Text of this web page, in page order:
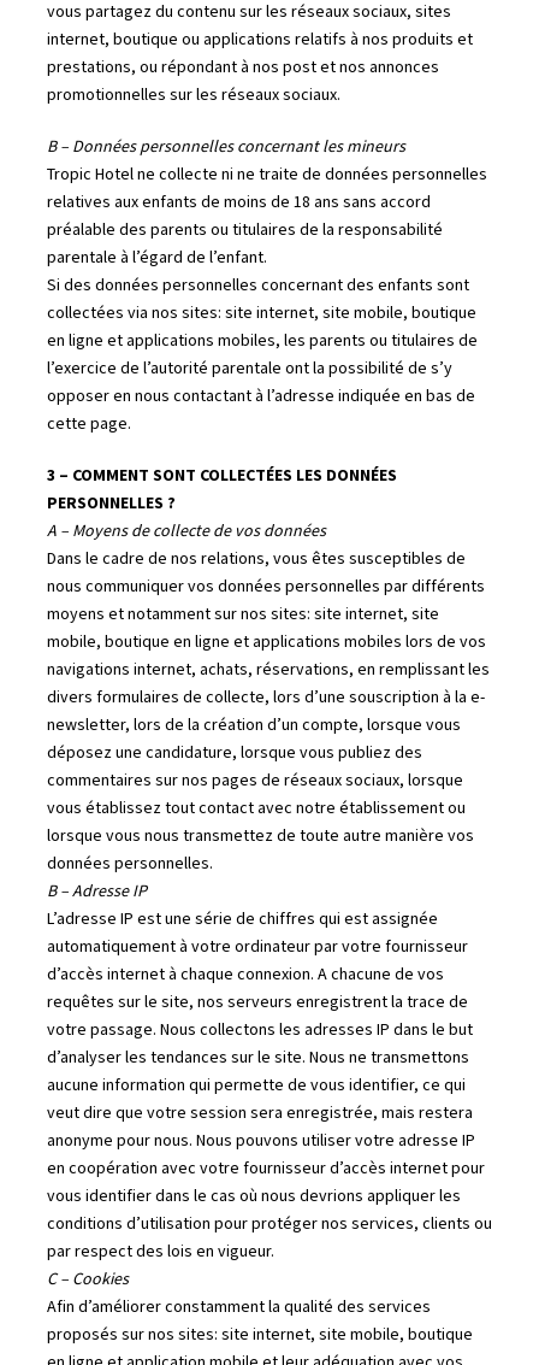
vous partagez du contenu sur les réseaux sociaux, sites
internet, boutique ou applications relatifs à nos produits et
prestations, ou répondant à nos post et nos annonces
promotionnelles sur les réseaux sociaux.
B – Données personnelles concernant les mineurs
Tropic Hotel ne collecte ni ne traite de données personnelles
relatives aux enfants de moins de 18 ans sans accord
préalable des parents ou titulaires de la responsabilité
parentale à l’égard de l’enfant.
Si des données personnelles concernant des enfants sont
collectées via nos sites: site internet, site mobile, boutique
en ligne et applications mobiles, les parents ou titulaires de
l’exercice de l’autorité parentale ont la possibilité de s’y
opposer en nous contactant à l’adresse indiquée en bas de
cette page.
3 – COMMENT SONT COLLECTÉES LES DONNÉES
PERSONNELLES ?
A – Moyens de collecte de vos données
Dans le cadre de nos relations, vous êtes susceptibles de
nous communiquer vos données personnelles par différents
moyens et notamment sur nos sites: site internet, site
mobile, boutique en ligne et applications mobiles lors de vos
navigations internet, achats, réservations, en remplissant les
divers formulaires de collecte, lors d’une souscription à la e-
newsletter, lors de la création d’un compte, lorsque vous
déposez une candidature, lorsque vous publiez des
commentaires sur nos pages de réseaux sociaux, lorsque
vous établissez tout contact avec notre établissement ou
lorsque vous nous transmettez de toute autre manière vos
données personnelles.
B – Adresse IP
L’adresse IP est une série de chiffres qui est assignée
automatiquement à votre ordinateur par votre fournisseur
d’accès internet à chaque connexion. A chacune de vos
requêtes sur le site, nos serveurs enregistrent la trace de
votre passage. Nous collectons les adresses IP dans le but
d’analyser les tendances sur le site. Nous ne transmettons
aucune information qui permette de vous identifier, ce qui
veut dire que votre session sera enregistrée, mais restera
anonyme pour nous. Nous pouvons utiliser votre adresse IP
en coopération avec votre fournisseur d’accès internet pour
vous identifier dans le cas où nous devrions appliquer les
conditions d’utilisation pour protéger nos services, clients ou
par respect des lois en vigueur.
C – Cookies
Afin d’améliorer constamment la qualité des services
proposés sur nos sites: site internet, site mobile, boutique